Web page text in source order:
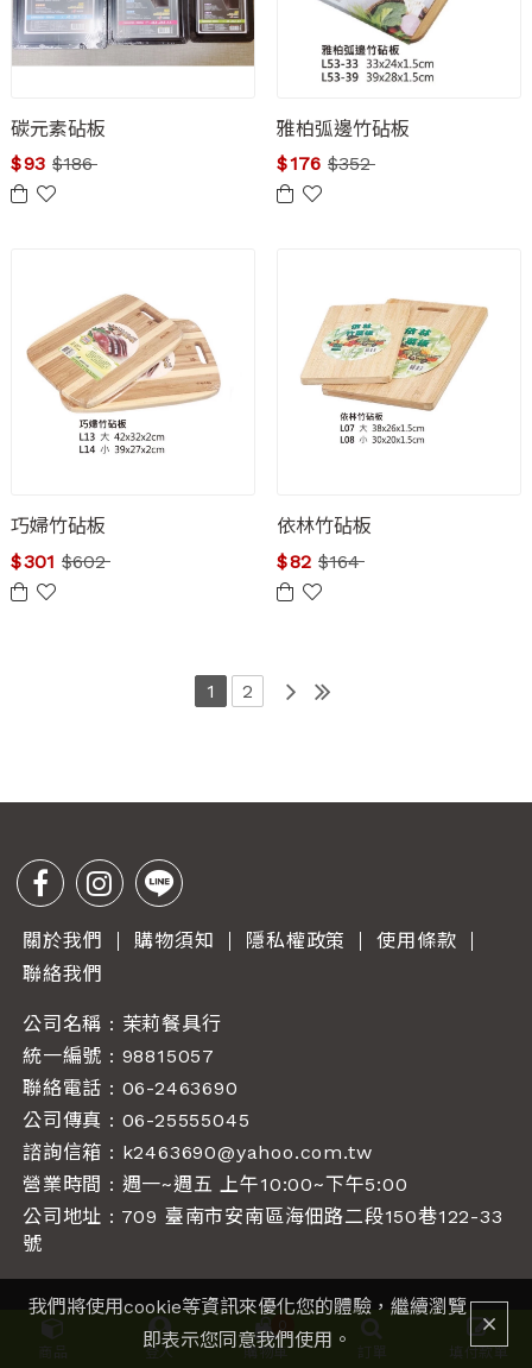
碳元素砧板
$186
$93
雅柏弧邊竹砧板
$352
$176
巧婦竹砧板
$602
$301
依林竹砧板
$164
$82
1 2
關於我們 購物須知 隱私權政策
使用條款
聯絡我們
公司名稱 : 茉莉餐具行
統一編號 : 98815057
聯絡電話 : 06-2463690
公司傳真 : 06-25555045
諮詢信箱 : k2463690@yahoo.com.tw
營業時間 : 週一~週五 上午10:00~下午5:00
公司地址 : 709 臺南市安南區海佃路二段150巷122-33
號
商品 登入 購物車
訂單
填付款單
我們將使用cookie等資訊來優化您的體驗，繼續瀏覽
即表示您同意我們使用。